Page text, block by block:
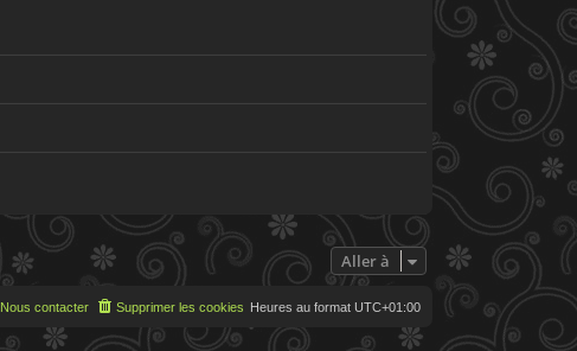
Aller à
Heures au format UTC+01:00
Supprimer les cookies
Nous contacter